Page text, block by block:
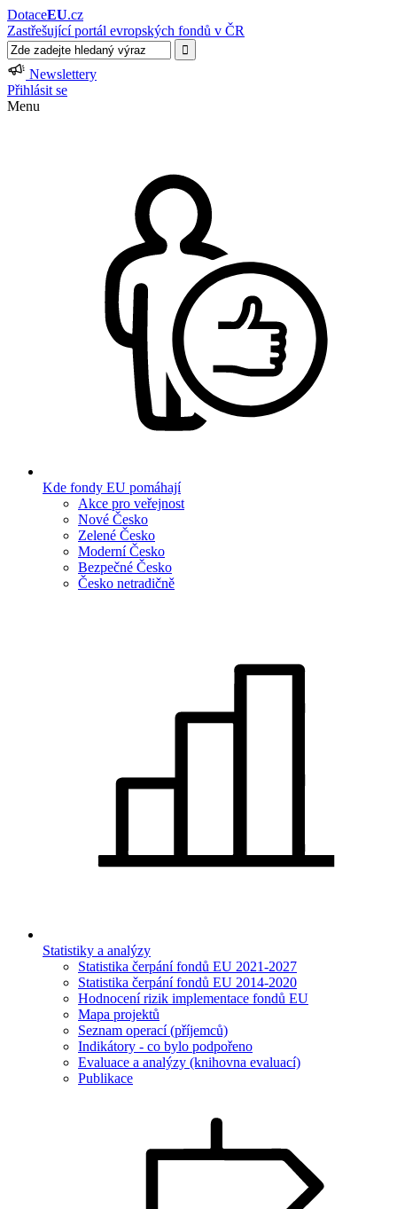
DotaceEU.cz
Zastřešující portál evropských fondů v ČR
Newslettery
Přihlásit se
Menu
Kde fondy EU pomáhají
Akce pro veřejnost
Nové Česko
Zelené Česko
Moderní Česko
Bezpečné Česko
Česko netradičně
Statistiky a analýzy
Statistika čerpání fondů EU 2021-2027
Statistika čerpání fondů EU 2014-2020
Hodnocení rizik implementace fondů EU
Mapa projektů
Seznam operací (příjemců)
Indikátory - co bylo podpořeno
Evaluace a analýzy (knihovna evaluací)
Publikace